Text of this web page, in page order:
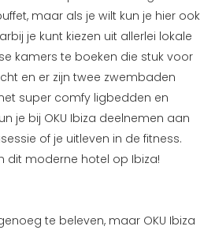
maar als je wilt kun je hier ook
je kunt kiezen uit allerlei lokale
kamers te boeken die stuk voor
en er zijn twee zwembaden
super comfy ligbedden en
je bij OKU Ibiza deelnemen aan
of je uitleven in de fitness.
dit moderne hotel op Ibiza!
te beleven, maar OKU Ibiza